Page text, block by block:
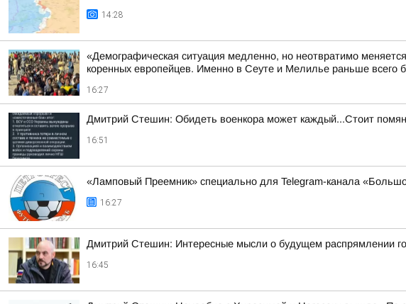
14:28
«Демографическая ситуация медленно, но неотвратимо
коренных европейцев. Именно в Сеуте и Мелилье раньше всего
16:27
Дмитрий Стешин: Обидеть военкора может каждый...Стоит
16:51
«Ламповый Преемник» специально для Telegram-канала
16:27
Дмитрий Стешин: Интересные мысли о будущем распрямлении
16:45